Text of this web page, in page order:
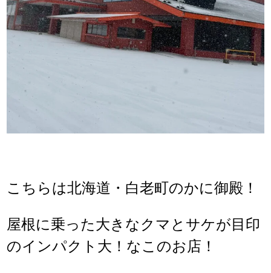
こちらは北海道・白老町のかに御殿！
屋根に乗った大きなクマとサケが目印
のインパクト大！なこのお店！